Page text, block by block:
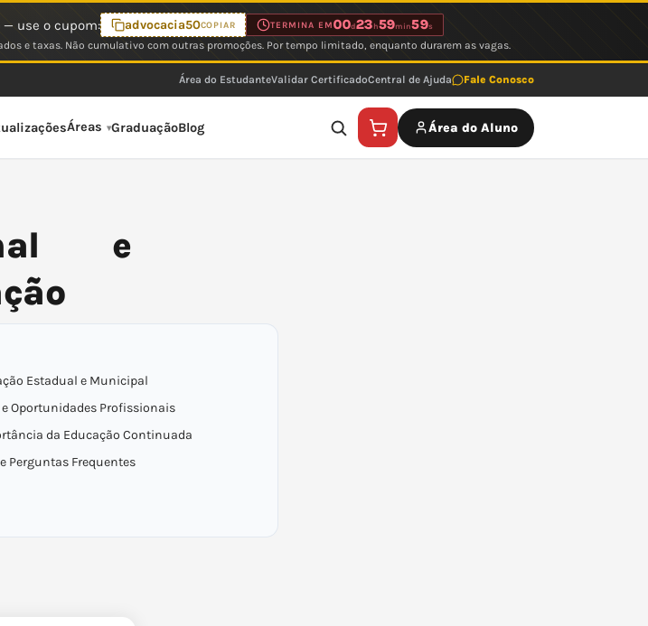
— use o cupom: advocacia50COPIAR TERMINA EM00d23 h59min59s
e taxas. Não cumulativo com outras promoções. Por tempo limitado, enquanto durarem as vagas.
Área do EstudanteValidar CertificadoCentral de Ajuda Fale Conosco
Áreas GraduaçãoBlog Área do Aluno
e
Estadual e Municipal
e Oportunidades Profissionais
da Educação Continuada
Perguntas Frequentes